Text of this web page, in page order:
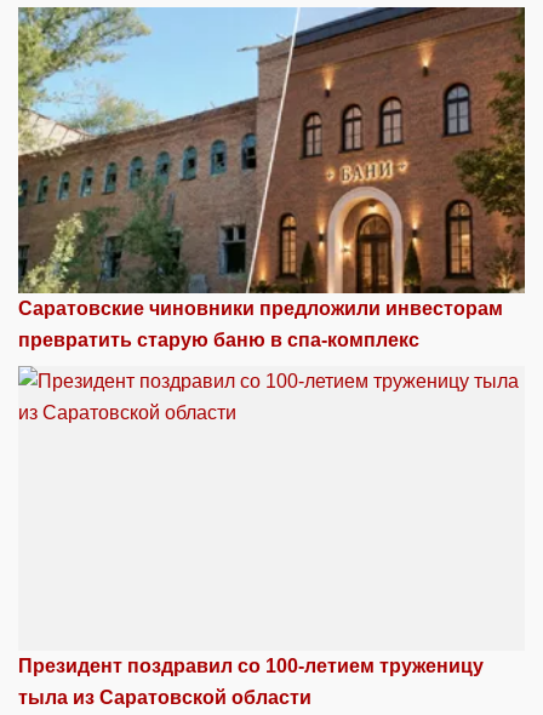
Саратовские чиновники предложили инвесторам
превратить старую баню в спа-комплекс
Президент поздравил со 100-летием труженицу
тыла из Саратовской области